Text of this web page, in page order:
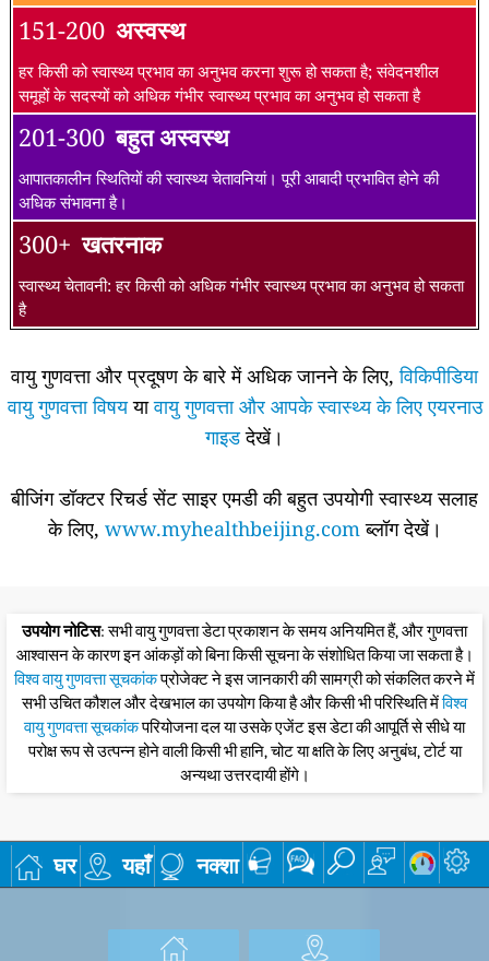
151-200 अस्वस्थ
हर किसी को स्वास्थ्य प्रभाव का अनुभव करना शुरू हो सकता है; संवेदनशील
समूहों के सदस्यों को अधिक गंभीर स्वास्थ्य प्रभाव का अनुभव हो सकता है
201-300 बहुत अस्वस्थ
आपातकालीन स्थितियों की स्वास्थ्य चेतावनियां। पूरी आबादी प्रभावित होने की
अधिक संभावना है।
300+ खतरनाक
स्वास्थ्य चेतावनी: हर किसी को अधिक गंभीर स्वास्थ्य प्रभाव का अनुभव हो सकता
है
वायु गुणवत्ता और प्रदूषण के बारे में अधिक जानने के लिए,विकिपीडिया
वायु गुणवत्ता विषययावायु गुणवत्ता और आपके स्वास्थ्य के लिए एयरनाउ
गाइडदेखें।
बीजिंग डॉक्टर रिचर्ड सेंट साइर एमडी की बहुत उपयोगी स्वास्थ्य सलाह
के लिए, www.myhealthbeijing.com ब्लॉग देखें।
उपयोग नोटिस: सभी वायु गुणवत्ता डेटा प्रकाशन के समय अनियमित हैं, और गुणवत्ता
आश्वासन के कारण इन आंकड़ों को बिना किसी सूचना के संशोधित किया जा सकता है।
विश्व वायु गुणवत्ता सूचकांकप्रोजेक्ट ने इस जानकारी की सामग्री को संकलित करने में
सभी उचित कौशल और देखभाल का उपयोग किया है और किसी भी परिस्थिति मेंविश्व
वायु गुणवत्ता सूचकांकपरियोजना दल या उसके एजेंट इस डेटा की आपूर्ति से सीधे या
परोक्ष रूप से उत्पन्न होने वाली किसी भी हानि, चोट या क्षति के लिए अनुबंध, टोर्ट या
अन्यथा उत्तरदायी होंगे।
घर यहाँ नक्शा